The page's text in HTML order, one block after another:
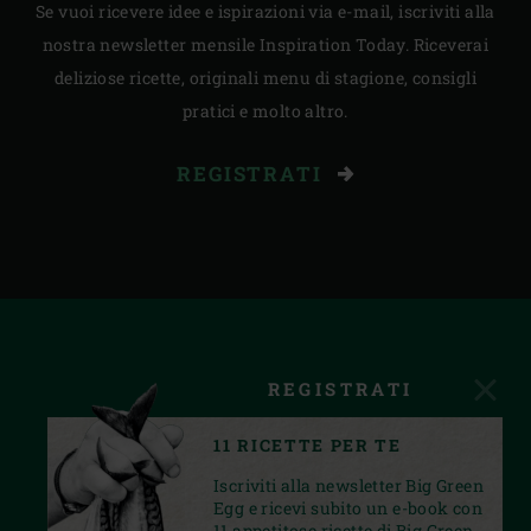
Se vuoi ricevere idee e ispirazioni via e-mail, iscriviti alla
nostra newsletter mensile Inspiration Today. Riceverai
deliziose ricette, originali menu di stagione, consigli
pratici e molto altro.
REGISTRATI
REGISTRATI
11 RICETTE PER TE
Iscriviti alla newsletter Big Green
Egg e ricevi subito un e-book con